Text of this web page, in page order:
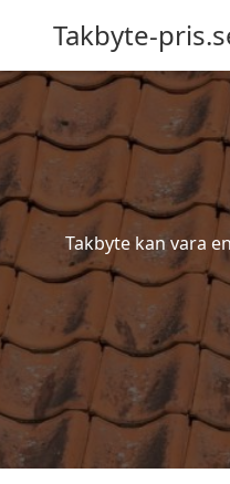
Takbyte-
Takbyte kan vara